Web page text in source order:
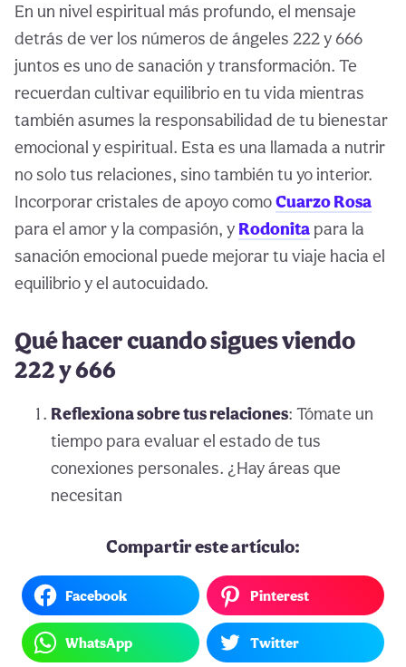
En un nivel espiritual más profundo, el mensaje
detrás de ver los números de ángeles 222 y 666
juntos es uno de sanación y transformación. Te
recuerdan cultivar equilibrio en tu vida mientras
también asumes la responsabilidad de tu bienestar
emocional y espiritual. Esta es una llamada a nutrir
no solo tus relaciones, sino también tu yo interior.
Incorporar cristales de apoyo comoCuarzo Rosa
para el amor y la compasión, y Rodonita para la
sanación emocional puede mejorar tu viaje hacia el
equilibrio y el autocuidado.
Qué hacer cuando sigues viendo
222 y 666
Reflexiona sobre tus relaciones: Tómate un
tiempo para evaluar el estado de tus
conexiones personales. ¿Hay áreas que
necesitan
Compartir este artículo:
Facebook Pinterest
WhatsApp Twitter